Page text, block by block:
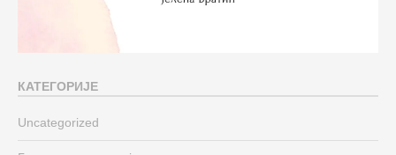
КАТЕГОРИЈЕ
Uncategorized